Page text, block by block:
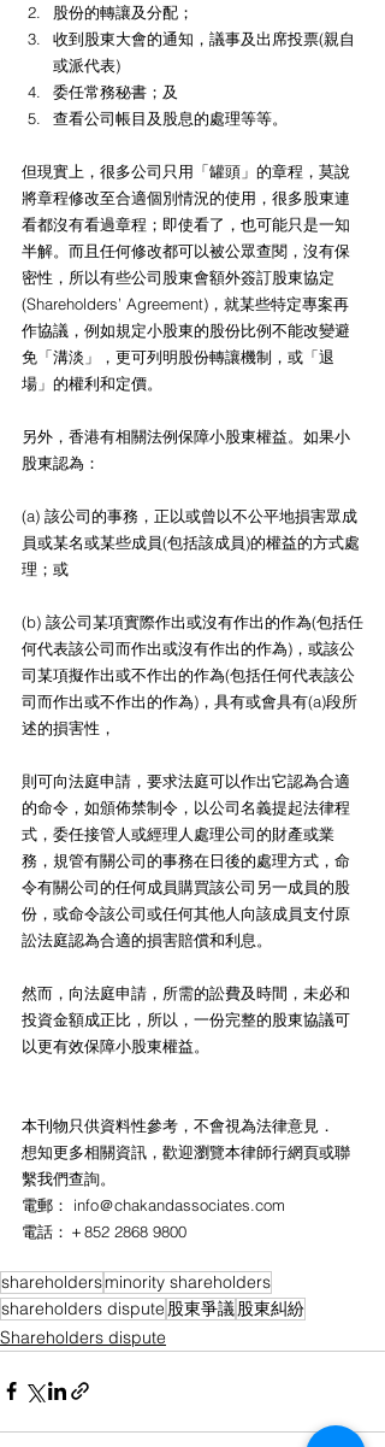
股份的轉讓及分配；
收到股東大會的通知，議事及出席投票(親自
或派代表)
委任常務秘書；及
查看公司帳目及股息的處理等等。
但現實上，很多公司只用「罐頭」的章程，莫說
將章程修改至合適個別情況的使用，很多股東連
看都沒有看過章程；即使看了，也可能只是一知
半解。而且任何修改都可以被公眾查閱，沒有保
密性，所以有些公司股東會額外簽訂股東協定
(Shareholders’ Agreement)，就某些特定專案再
作協議，例如規定小股東的股份比例不能改變避
免「溝淡」，更可列明股份轉讓機制，或「退
場」的權利和定價。
另外，香港有相關法例保障小股東權益。如果小
股東認為：
(a) 該公司的事務，正以或曾以不公平地損害眾成
員或某名或某些成員(包括該成員)的權益的方式處
理；或
(b) 該公司某項實際作出或沒有作出的作為(包括任
何代表該公司而作出或沒有作出的作為)，或該公
司某項擬作出或不作出的作為(包括任何代表該公
司而作出或不作出的作為)，具有或會具有(a)段所
述的損害性，
則可向法庭申請，要求法庭可以作出它認為合適
的命令，如頒佈禁制令，以公司名義提起法律程
式，委任接管人或經理人處理公司的財產或業
務，規管有關公司的事務在日後的處理方式，命
令有關公司的任何成員購買該公司另一成員的股
份，或命令該公司或任何其他人向該成員支付原
訟法庭認為合適的損害賠償和利息。
然而，向法庭申請，所需的訟費及時間，未必和
投資金額成正比，所以，一份完整的股東協議可
以更有效保障小股東權益。
本刊物只供資料性參考，不會視為法律意見．
想知更多相關資訊，歡迎瀏覽本律師行網頁或聯
繫我們查詢。
電郵： info＠chakandassociates.com
電話：＋852 2868 9800
shareholdersminority shareholders
shareholders dispute 股東爭議 股東糾紛
Shareholders dispute